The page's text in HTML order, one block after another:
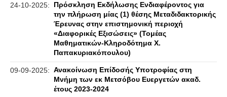
24-10-2025:
Πρόσκληση Εκδήλωσης Ενδιαφέροντος για
την πλήρωση μίας (1) θέσης Μεταδιδακτορικής
Έρευνας στην επιστημονική περιοχή
«Διαφορικές Εξισώσεις» (Τομέας
Μαθηματικών-Κληροδότημα Χ.
Παπακυριακόπουλου)
09-09-2025: Ανακοίνωση Επίδοσής Υποτροφίας στη
Μνήμη των εκ Μετσόβου Ευεργετών ακαδ.
έτους 2023-2024